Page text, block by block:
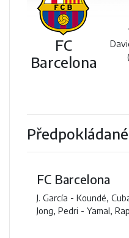
FC
Barcelona
FC Barcelona
J. García - Koundé,
Jong, Pedri - Yamal,